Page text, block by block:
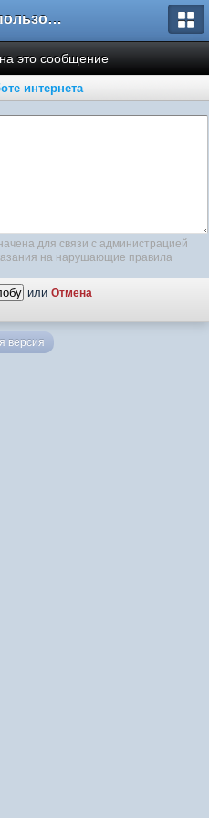
Форум пользователей ООО "Климовская сеть"
это сообщение
интернета
для связи с администрацией
на нарушающие правила
или Отмена
версия